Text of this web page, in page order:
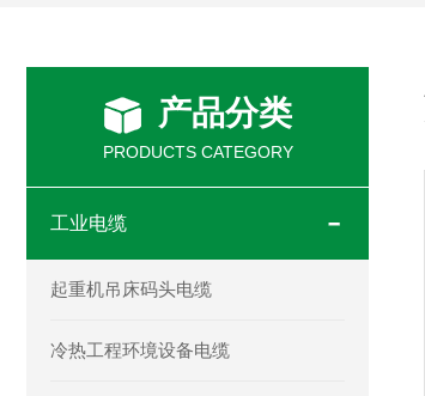
产品分类
PRODUCTS CATEGORY
工业电缆
起重机吊床码头电缆
冷热工程环境设备电缆